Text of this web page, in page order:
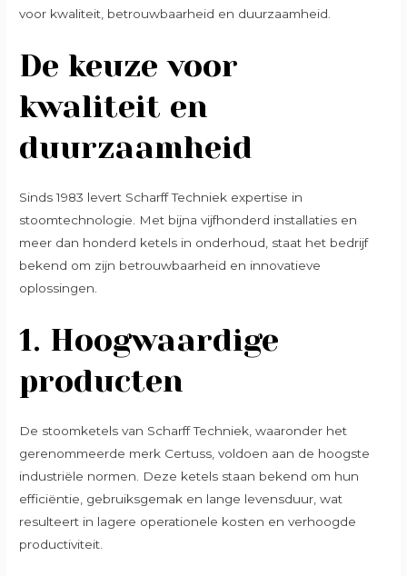
voor kwaliteit, betrouwbaarheid en duurzaamheid.
De keuze voor
kwaliteit en
duurzaamheid
Sinds 1983 levert Scharff Techniek expertise in
stoomtechnologie. Met bijna vijfhonderd installaties en
meer dan honderd ketels in onderhoud, staat het bedrijf
bekend om zijn betrouwbaarheid en innovatieve
oplossingen.
1. Hoogwaardige
producten
De stoomketels van Scharff Techniek, waaronder het
gerenommeerde merk Certuss, voldoen aan de hoogste
industriële normen. Deze ketels staan bekend om hun
efficiëntie, gebruiksgemak en lange levensduur, wat
resulteert in lagere operationele kosten en verhoogde
productiviteit.